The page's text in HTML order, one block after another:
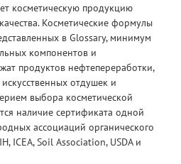
косметическую продукцию
Косметические формулы
в Glossary, минимум
компонентов и
продуктов нефтепереработки,
отдушек и
выбора косметической
наличие сертификата одной
ассоциаций органического
ICEA, Soil Association, USDA и